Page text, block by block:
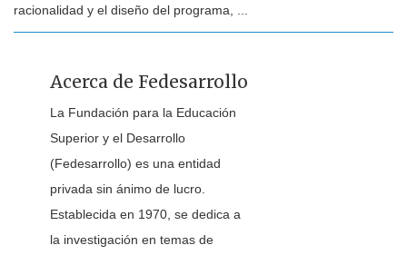
racionalidad y el diseño del programa, ...
Acerca de Fedesarrollo
La Fundación para la Educación
Superior y el Desarrollo
(Fedesarrollo) es una entidad
privada sin ánimo de lucro.
Establecida en 1970, se dedica a
la investigación en temas de